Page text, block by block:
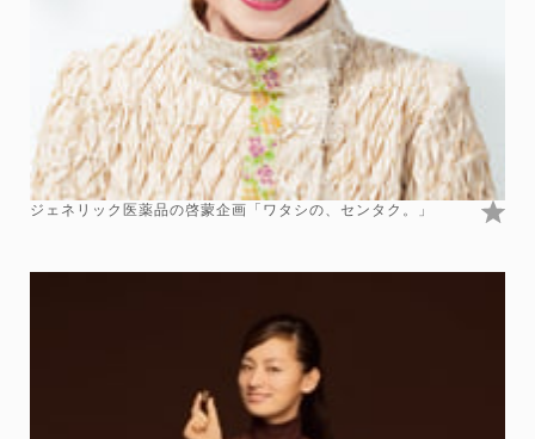
ジェネリック医薬品の啓蒙企画「ワタシの、センタク。」